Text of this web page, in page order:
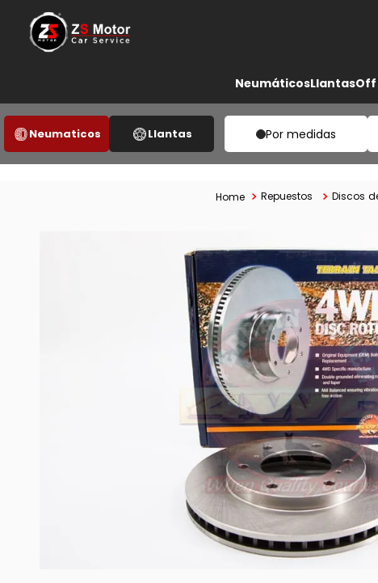
NeumáticosLlantasOff
Neumaticos Llantas Por medidas
Repuestos Discos
3.